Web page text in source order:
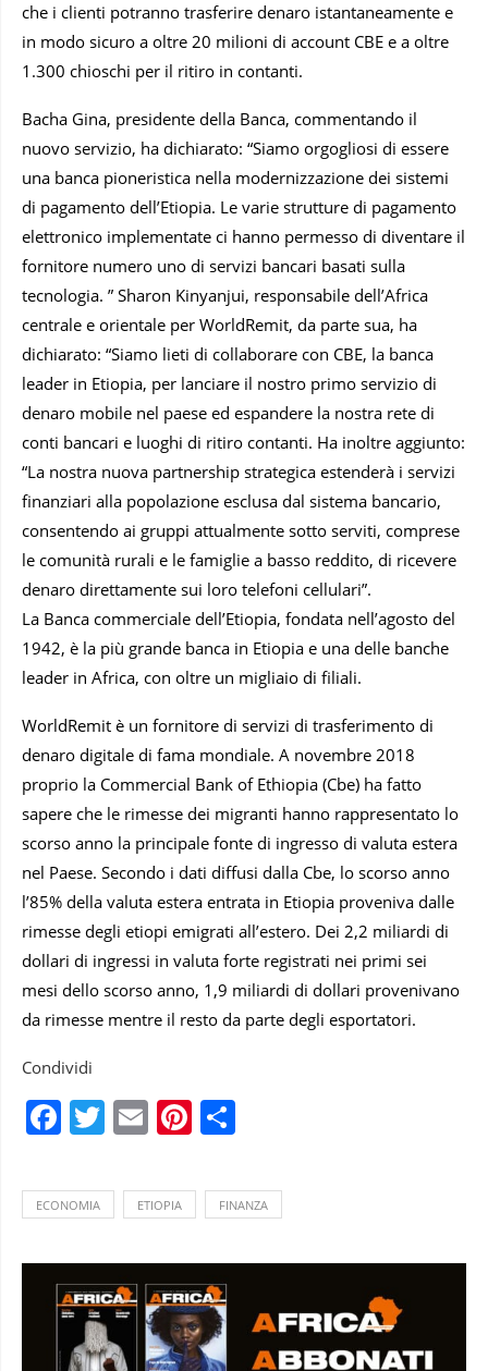
che i clienti potranno trasferire denaro istantaneamente e
in modo sicuro a oltre 20 milioni di account CBE e a oltre
1.300 chioschi per il ritiro in contanti.
Bacha Gina, presidente della Banca, commentando il
nuovo servizio, ha dichiarato: “Siamo orgogliosi di essere
una banca pioneristica nella modernizzazione dei sistemi
di pagamento dell’Etiopia. Le varie strutture di pagamento
elettronico implementate ci hanno permesso di diventare il
fornitore numero uno di servizi bancari basati sulla
tecnologia. ” Sharon Kinyanjui, responsabile dell’Africa
centrale e orientale per WorldRemit, da parte sua, ha
dichiarato: “Siamo lieti di collaborare con CBE, la banca
leader in Etiopia, per lanciare il nostro primo servizio di
denaro mobile nel paese ed espandere la nostra rete di
conti bancari e luoghi di ritiro contanti. Ha inoltre aggiunto:
“La nostra nuova partnership strategica estenderà i servizi
finanziari alla popolazione esclusa dal sistema bancario,
consentendo ai gruppi attualmente sotto serviti, comprese
le comunità rurali e le famiglie a basso reddito, di ricevere
denaro direttamente sui loro telefoni cellulari”.
La Banca commerciale dell’Etiopia, fondata nell’agosto del
1942, è la più grande banca in Etiopia e una delle banche
leader in Africa, con oltre un migliaio di filiali.
WorldRemit è un fornitore di servizi di trasferimento di
denaro digitale di fama mondiale. A novembre 2018
proprio la Commercial Bank of Ethiopia (Cbe) ha fatto
sapere che le rimesse dei migranti hanno rappresentato lo
scorso anno la principale fonte di ingresso di valuta estera
nel Paese. Secondo i dati diffusi dalla Cbe, lo scorso anno
l’85% della valuta estera entrata in Etiopia proveniva dalle
rimesse degli etiopi emigrati all’estero. Dei 2,2 miliardi di
dollari di ingressi in valuta forte registrati nei primi sei
mesi dello scorso anno, 1,9 miliardi di dollari provenivano
da rimesse mentre il resto da parte degli esportatori.
Condividi
Facebook
Twitter
EmailPinterest
ECONOMIA ETIOPIA FINANZA